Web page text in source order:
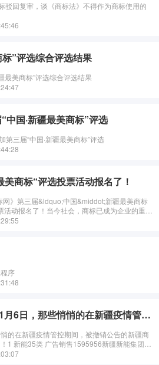
驳回复审，谈《商标法》不得作为商标使用的
”评选综合评选结果
最美商标”评选综合评选结果
中国·新疆最美商标”评选
第三届“中国·新疆最美商标”评选
商标“评选投票活动报名了！
》第三届&ldquo;中国&middot;新疆最美商标
动报名了！当今社会，商标已成为企业的重要
重要组成部分。而在新疆，也有许多独具特
序
请注意：2022年9月至11月6日，那些悄悄的在新疆疫情管控期间，被撤销公告的新疆商标部分名单！！！
的在新疆疫情管控期间，被撤销公告的新疆商
1 新能35类 广告销售1595956新疆新能集团有
疆维吾尔自治区商标事务所20···